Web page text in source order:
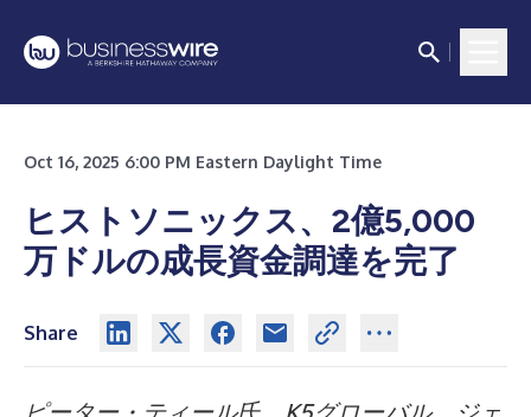
Oct 16, 2025 6:00 PM Eastern Daylight Time
ヒストソニックス、2億5,000
万ドルの成長資金調達を完了
Share